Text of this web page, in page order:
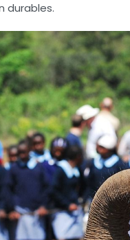
durables.